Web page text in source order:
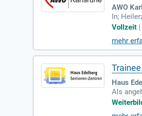
AWO
In;
Vollzeit
mehr
Haus
Als
fgaben
sind